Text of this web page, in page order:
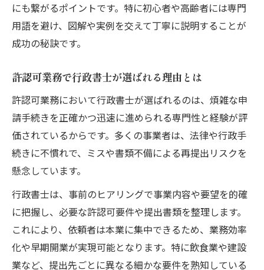
にも繋がるポイントです。特に初心者や高齢者には専門
用語を避け、図解や実例を交えて丁寧に説明することが
成功の秘訣です。
許認可業務で行政書士が選ばれる理由とは
許認可業務において行政書士が選ばれるのは、煩雑な申
請手続きを正確かつ迅速に進められる専門性と経験が評
価されているからです。多くの事業者は、法律や行政手
続きに不慣れで、ミスや書類不備による再提出リスクを
懸念しています。
行政書士は、事前のヒアリングで事業内容や要望を的確
に把握し、必要な許認可要件や提出書類を整理します。
これにより、依頼者は本業に集中できるため、業務効率
化や早期開業が実現可能となります。特に飲食業や建設
業など、提出先ごとに異なる細かな要件を熟知している